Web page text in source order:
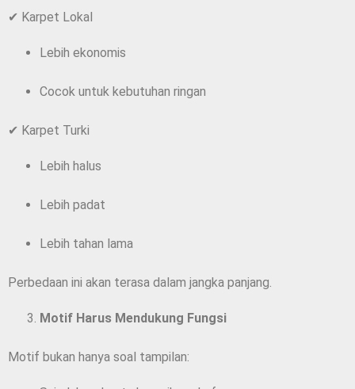
✔ Karpet Lokal
Lebih ekonomis
Cocok untuk kebutuhan ringan
✔ Karpet Turki
Lebih halus
Lebih padat
Lebih tahan lama
Perbedaan ini akan terasa dalam jangka panjang.
Motif Harus Mendukung Fungsi
Motif bukan hanya soal tampilan: